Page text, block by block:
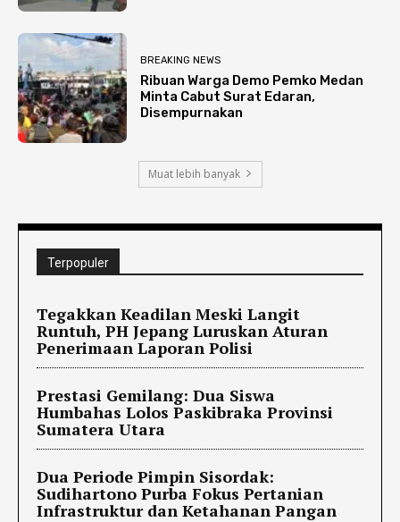
BREAKING NEWS
Ribuan Warga Demo Pemko Medan
Minta Cabut Surat Edaran,
Disempurnakan
Muat lebih banyak
Terpopuler
Tegakkan Keadilan Meski Langit
Runtuh, PH Jepang Luruskan Aturan
Penerimaan Laporan Polisi
Prestasi Gemilang: Dua Siswa
Humbahas Lolos Paskibraka Provinsi
Sumatera Utara
Dua Periode Pimpin Sisordak:
Sudihartono Purba Fokus Pertanian
Infrastruktur dan Ketahanan Pangan